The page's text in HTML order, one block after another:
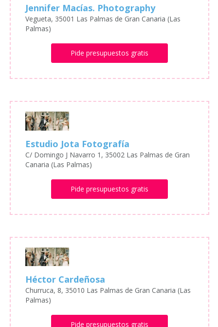
Jennifer Macías. Photography
Vegueta, 35001 Las Palmas de Gran Canaria (Las
Palmas)
Pide presupuestos gratis
Estudio Jota Fotografía
C/ Domingo J Navarro 1, 35002 Las Palmas de Gran
Canaria (Las Palmas)
Pide presupuestos gratis
Héctor Cardeñosa
Churruca, 8, 35010 Las Palmas de Gran Canaria (Las
Palmas)
Pide presupuestos gratis